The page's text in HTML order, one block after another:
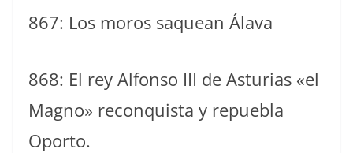
867: Los moros saquean Álava
868: El rey Alfonso III de Asturias «el
Magno» reconquista y repuebla
Oporto.